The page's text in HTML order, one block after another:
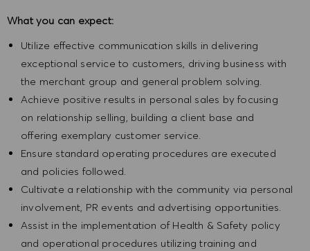
What you can expect:
Utilize effective communication skills in delivering
exceptional service to customers, driving business with
the merchant group and general problem solving.
Achieve positive results in personal sales by focusing
on relationship selling, building a client base and
offering exemplary customer service.
Ensure standard operating procedures are executed
and policies followed.
Cultivate a relationship with the community via personal
involvement, PR events and advertising opportunities.
Assist in the implementation of Health & Safety policy
and operational procedures utilizing training and